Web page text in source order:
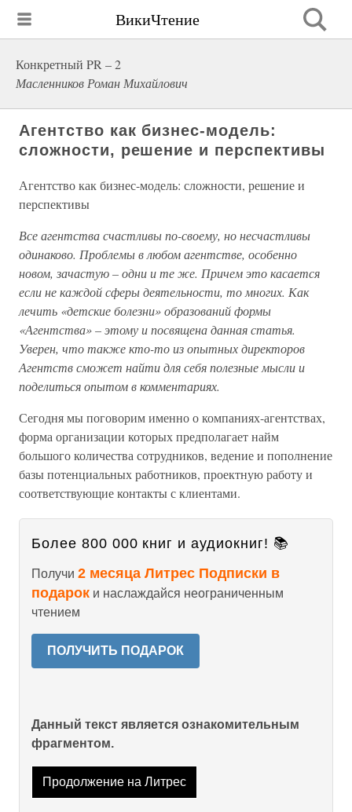
ВикиЧтение
Конкретный PR – 2
Масленников Роман Михайлович
Агентство как бизнес-модель:
сложности, решение и перспективы
Агентство как бизнес-модель: сложности, решение и
перспективы
Все агентства счастливы по-своему, но несчастливы
одинаково. Проблемы в любом агентстве, особенно
новом, зачастую – одни и те же. Причем это касается
если не каждой сферы деятельности, то многих. Как
лечить «детские болезни» образований формы
«Агентства» – этому и посвящена данная статья.
Уверен, что также кто-то из опытных директоров
Агентств сможет найти для себя полезные мысли и
поделиться опытом в комментариях.
Сегодня мы поговорим именно о компаниях-агентствах,
форма организации которых предполагает найм
большого количества сотрудников, ведение и пополнение
базы потенциальных работников, проектную работу и
соответствующие контакты с клиентами.
Более 800 000 книг и аудиокниг! 📚
Получи 2 месяца Литрес Подписки в
подарок и наслаждайся неограниченным
чтением
ПОЛУЧИТЬ ПОДАРОК
Данный текст является ознакомительным
фрагментом.
Продолжение на Литрес